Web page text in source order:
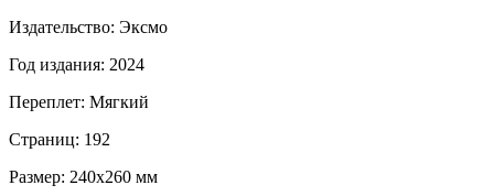
Издательство: Эксмо
Год издания: 2024
Переплет: Мягкий
Страниц: 192
Размер: 240х260 мм